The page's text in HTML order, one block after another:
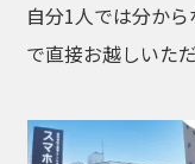
自分1人では分か
で直接お越しいた